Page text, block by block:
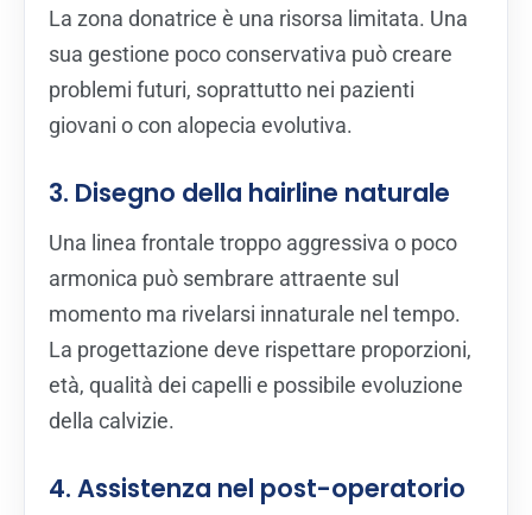
La zona donatrice è una risorsa limitata. Una
sua gestione poco conservativa può creare
problemi futuri, soprattutto nei pazienti
giovani o con alopecia evolutiva.
3. Disegno della hairline naturale
Una linea frontale troppo aggressiva o poco
armonica può sembrare attraente sul
momento ma rivelarsi innaturale nel tempo.
La progettazione deve rispettare proporzioni,
età, qualità dei capelli e possibile evoluzione
della calvizie.
4. Assistenza nel post-operatorio